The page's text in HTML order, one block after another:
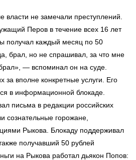
власти не замечали преступлений.
Перов в течение всех 16 лет
получал каждый месяц по 50
брал, но не спрашивал, за что мне
— вспоминал он на суде.
за вполне конкретные услуги. Его
в информационной блокаде.
письма в редакции российских
сознательные горожане,
Рыкова. Блокаду поддерживал
получавший 50 рублей
на Рыкова работал дьякон Попов: